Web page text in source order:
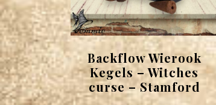
Backflow Wierook
Kegels – Witches
curse – Stamford